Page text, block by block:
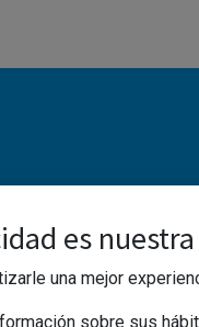
es
una mejor
sobre sus